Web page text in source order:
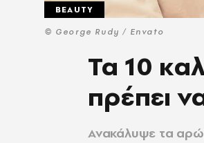
© George Rudy / Envato
BEAUTY
Τα 10
πρέπει
Ανακάλυψε τα